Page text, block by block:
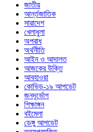
জাতীয়
আর্ন্তজাতিক
সারাদেশ
খেলাধুলা
অপরাধ
অর্থনীতি
আইন ও আদালত
আজকের উক্তি
আবহাওয়া
কোভিড-১৯ আপডেট
জনদূর্ভোগ
শিক্ষাঙ্গন
বইমেলা
ডেঙ্গু আপডেট